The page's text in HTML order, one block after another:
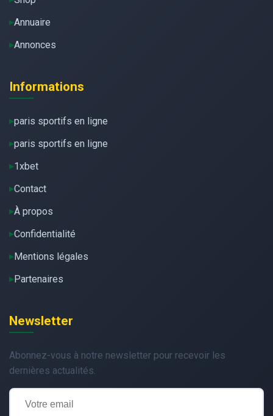
Annuaire
Annonces
Informations
paris sportifs en ligne
paris sportifs en ligne
1xbet
Contact
À propos
Confidentialité
Mentions légales
Partenaires
Newsletter
Abonnez-vous à notre newsletter pour recevoir les
dernières actualités.